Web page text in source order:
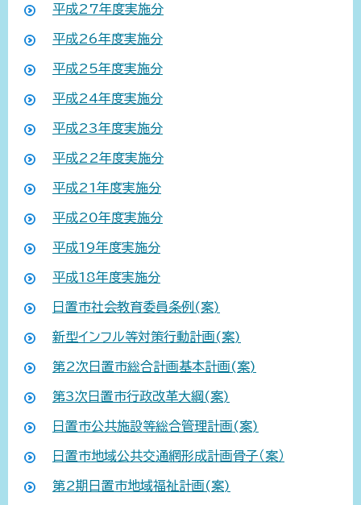
平成27年度実施分
平成26年度実施分
平成25年度実施分
平成24年度実施分
平成23年度実施分
平成22年度実施分
平成21年度実施分
平成20年度実施分
平成19年度実施分
平成18年度実施分
日置市社会教育委員条例(案)
新型インフル等対策行動計画(案)
第2次日置市総合計画基本計画(案)
第3次日置市行政改革大綱(案)
日置市公共施設等総合管理計画(案)
日置市地域公共交通網形成計画骨子（案）
第2期日置市地域福祉計画(案)